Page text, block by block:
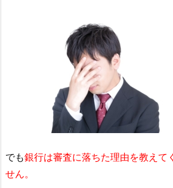
でも銀行は審査に落ちた理由を教えて
せん。